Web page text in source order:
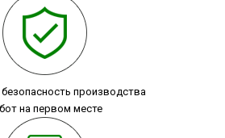
производства
на первом месте